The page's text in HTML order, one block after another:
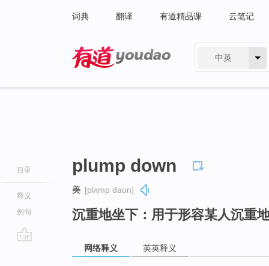
词典 翻译 有道精品课 云笔记
中英
目录
释义
例句
plump down
美 [plʌmp daʊn]
沉重地坐下：用于形容某人沉重
网络释义 英英释义